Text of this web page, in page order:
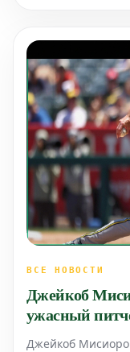
ВСЕ НОВОСТИ
Джейкоб
ужасный
поражения
Джейкоб